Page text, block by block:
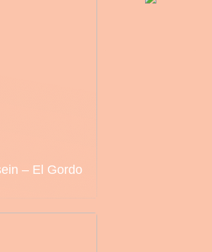
– El Gordo